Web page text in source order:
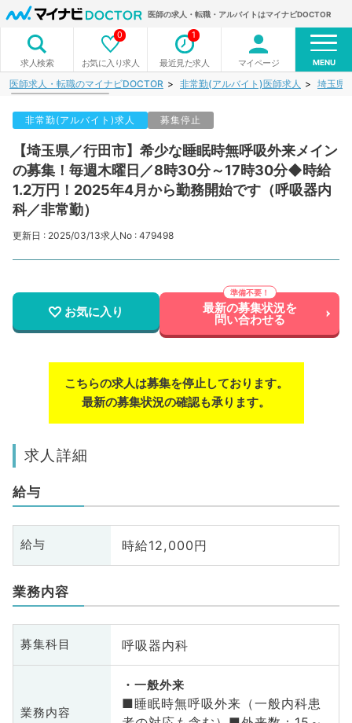
医師の求人・転職・アルバイトはマイナビDOCTOR
求人検索 お気に入り求人
0
最近見た求人
1
マイページ MENU
医師求人・転職のマイナビDOCTOR 非常勤(アルバイト)医師求人 埼玉県
非常勤(アルバイト)求人 募集停止
【埼玉県／行田市】希少な睡眠時無呼吸外来メイン
の募集！毎週木曜日／8時30分～17時30分◆時給
1.2万円！2025年4月から勤務開始です（呼吸器内
科／非常勤）
更新日 : 2025/03/13求人No : 479498
お気に入り 最新の募集状況を
問い合わせる
こちらの求人は募集を停止しております。
最新の募集状況の確認も承ります。
求人詳細
給与
給与 時給12,000円
業務内容
募集科目 呼吸器内科
業務内容
一般外来
■睡眠時無呼吸外来（一般内科患